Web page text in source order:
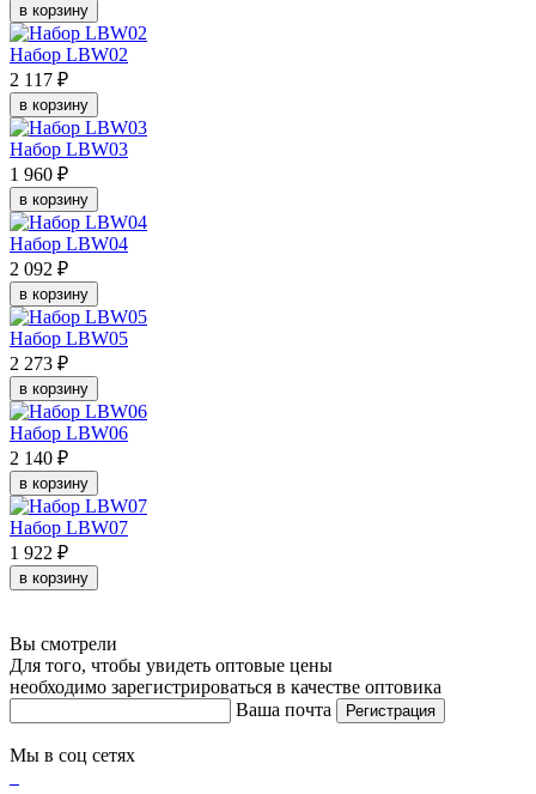
в корзину
Набор LBW02
2 117 ₽
в корзину
Набор LBW03
1 960 ₽
в корзину
Набор LBW04
2 092 ₽
в корзину
Набор LBW05
2 273 ₽
в корзину
Набор LBW06
2 140 ₽
в корзину
Набор LBW07
1 922 ₽
в корзину
Вы смотрели
Для того, чтобы увидеть оптовые цены
необходимо зарегистрироваться в качестве оптовика
Ваша почта
Регистрация
Мы в соц сетях